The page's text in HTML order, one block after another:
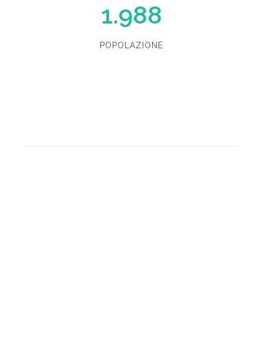
1.988
POPOLAZIONE